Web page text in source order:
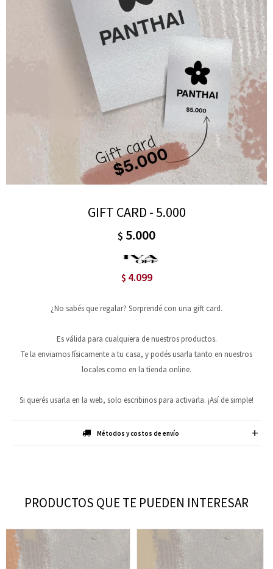
GIFT CARD - 5.000
$ 5.000
$ 4.099
¿No sabés que regalar? Sorprendé con una gift card.
Es válida para cualquiera de nuestros productos.
Te la enviamos físicamente a tu casa, y podés usarla tanto en nuestros
locales como en la tienda online.
Si querés usarla en la web, solo escribinos para activarla. ¡Así de simple!
Métodos y costos de envío
PRODUCTOS QUE TE PUEDEN INTERESAR